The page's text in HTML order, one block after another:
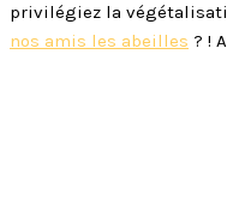
privilégiez la
nos amis les abeilles ? !